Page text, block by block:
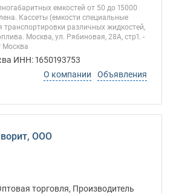
емкостей от 50 до 15000
Кассеты (емкости специальные
транспортировки различных жидкостей,
Москва, ул. Рябиновая, 28А, стр1. -
Москва
ИНН: 1650193753
О компании
Объявления
ООО
торговля, Производитель